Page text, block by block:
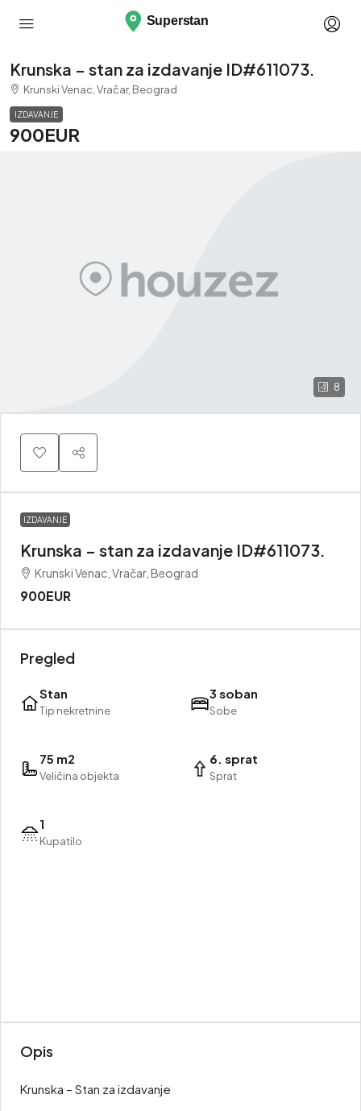
Krunska – stan za izdavanje ID#611073.
Krunski Venac, Vračar, Beograd
IZDAVANJE
900EUR
8
IZDAVANJE
Krunska – stan za izdavanje ID#611073.
Krunski Venac, Vračar, Beograd
900EUR
Pregled
Stan
Tip nekretnine
3 soban
Sobe
75 m2
Veličina objekta
6. sprat
Sprat
1
Kupatilo
Opis
Krunska – Stan za izdavanje